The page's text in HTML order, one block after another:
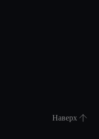
Наверх